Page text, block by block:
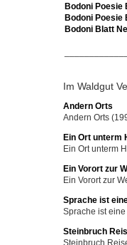
Bodoni Poesie
Bodoni Poesie
Bodoni Blatt
Im Waldgut
Andern Orts
Andern Orts
Ein Ort unterm
Ein Ort unterm
Ein Vorort zur
Ein Vorort zur
Sprache ist
Sprache ist
Steinbruch
Steinbruch